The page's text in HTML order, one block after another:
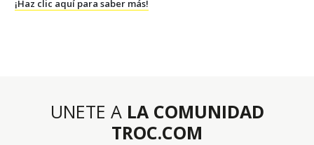
¡Haz clic aquí para saber más!
UNETE A LA COMUNIDAD
TROC.COM